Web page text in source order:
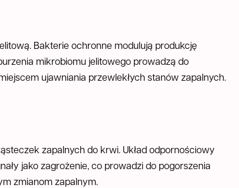
Bakterie ochronne modulują produkcję
mikrobiomu jelitowego prowadzą do
ujawniania przewlekłych stanów zapalnych.
zapalnych do krwi. Układ odpornościowy
jako zagrożenie, co prowadzi do pogorszenia
zmianom zapalnym.